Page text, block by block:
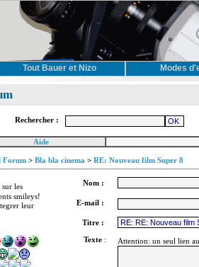
Tout Bauer et Nizo Modes
Rechercher :
Aide
Forum > Bla bla cinema > RE: Nouveau film Super 8
les
smileys!
leur
Nom :
E-mail :
Titre :
Texte : Attention: un seul lien